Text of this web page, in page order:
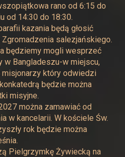
rano od 6:15 do
od 14:30 do 18:30.
kazania będą głosić
salezjańskiego.
będziemy mogli wesprzeć
w Bangladeszu-w miejscu,
który odwiedzi
będzie można
misyjne.
można zamawiać od
w kancelarii. W kościele Św.
rok będzie można
Pielgrzymkę Żywiecką na